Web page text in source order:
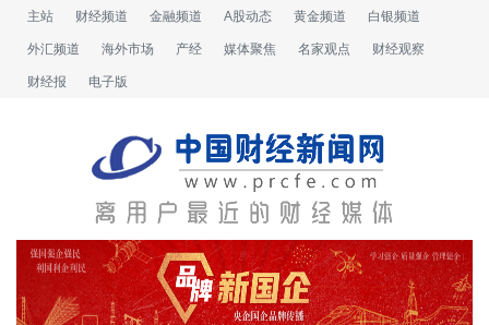
主站 财经频道 金融频道 A股动态 黄金频道 白银频道
外汇频道 海外市场 产经 媒体聚焦 名家观点 财经观察
财经报 电子版